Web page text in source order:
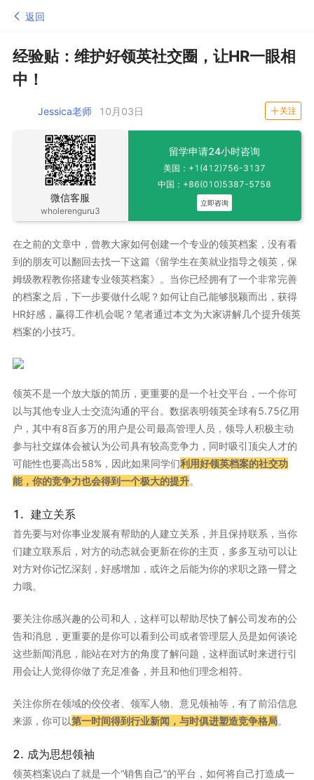
返回
经验贴：维护好领英社交圈，让HR一眼相
中！
Jessica老师 10月03日 关注
微信客服
wholerenguru3
留学申请24小时咨询
美国：+1(412)756-3137
中国：+86(010)5387-5758
立即咨询
在之前的文章中，曾教大家如何创建一个专业的领英档案，没有看
到的朋友可以翻回去找一下这篇《留学生在美就业指导之领英，保
姆级教程教你搭建专业领英档案》。当你已经拥有了一个非常完善
的档案之后，下一步要做什么呢？如何让自己能够脱颖而出，获得
HR好感，赢得工作机会呢？笔者通过本文为大家讲解几个提升领英
档案的小技巧。
领英不是一个放大版的简历，更重要的是一个社交平台，一个你可
以与其他专业人士交流沟通的平台。数据表明领英全球有5.75亿用
户，其中有8百多万的用户是公司最高管理人员，领导人积极主动
参与社交媒体会被认为公司具有较高竞争力，同时吸引顶尖人才的
可能性也要高出58%，因此如果同学们利用好领英档案的社交功
能，你的竞争力也会得到一个极大的提升。
1. 建立关系
首先要与对你事业发展有帮助的人建立关系，并且保持联系，当你
们建立联系后，对方的动态就会更新在你的主页，多多互动可以让
对方对你记忆深刻，好感增加，或许之后能为你的求职之路一臂之
力哦。
要关注你感兴趣的公司和人，这样可以帮助尽快了解公司发布的公
告和消息，更重要的是你可以看到公司或者管理层人员是如何谈论
这些新闻消息，能站在对方的角度了解问题，这样面试时来进行引
用会让人觉得你做了充足准备，并且和他们理念相符。
关注你所在领域的佼佼者、领军人物、意见领袖等，有了前沿信息
来源，你可以第一时间得到行业新闻，与时俱进塑造竞争格局。
2. 成为思想领袖
领英档案说白了就是一个“销售自己”的平台，如何将自己打造成一